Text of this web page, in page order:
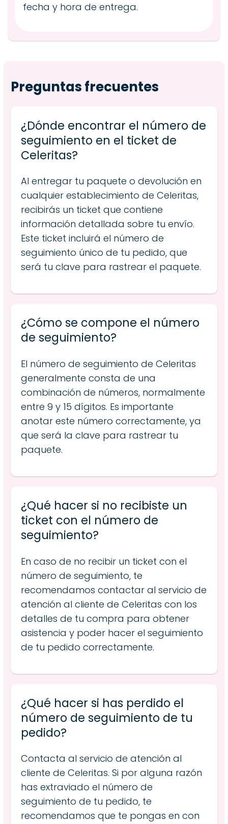
fecha y hora de entrega.
Preguntas frecuentes
¿Dónde encontrar el número de
seguimiento en el ticket de
Celeritas?
Al entregar tu paquete o devolución en
cualquier establecimiento de Celeritas,
recibirás un ticket que contiene
información detallada sobre tu envío.
Este ticket incluirá el número de
seguimiento único de tu pedido, que
será tu clave para rastrear el paquete.
¿Cómo se compone el número
de seguimiento?
El número de seguimiento de Celeritas
generalmente consta de una
combinación de números, normalmente
entre 9 y 15 dígitos. Es importante
anotar este número correctamente, ya
que será la clave para rastrear tu
paquete.
¿Qué hacer si no recibiste un
ticket con el número de
seguimiento?
En caso de no recibir un ticket con el
número de seguimiento, te
recomendamos contactar al servicio de
atención al cliente de Celeritas con los
detalles de tu compra para obtener
asistencia y poder hacer el seguimiento
de tu pedido correctamente.
¿Qué hacer si has perdido el
número de seguimiento de tu
pedido?
Contacta al servicio de atención al
cliente de Celeritas. Si por alguna razón
has extraviado el número de
seguimiento de tu pedido, te
recomendamos que te pongas en con